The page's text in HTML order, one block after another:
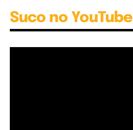
Suco no YouTube